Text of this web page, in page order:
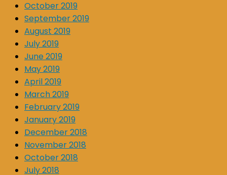
October 2019
September 2019
August 2019
July 2019
June 2019
May 2019
April 2019
March 2019
February 2019
January 2019
December 2018
November 2018
October 2018
July 2018